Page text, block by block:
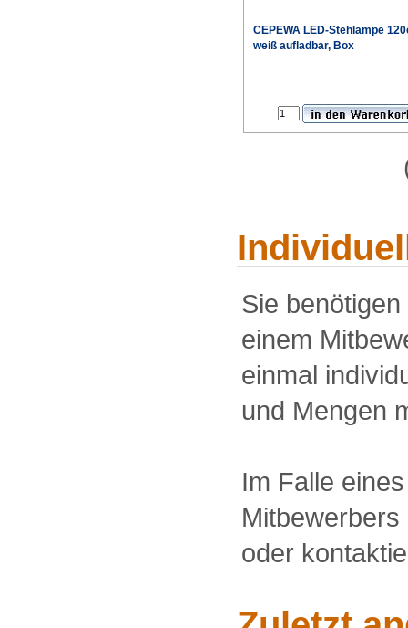
CEPEWA LED-Stehlampe
weiß aufladbar, Box
Sie
einem
einmal
und Mengen
Im Falle
oder